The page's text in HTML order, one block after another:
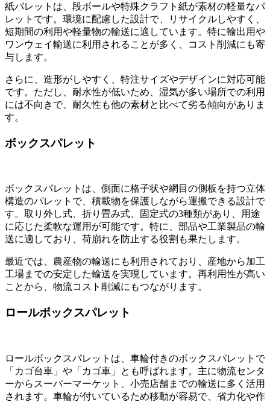
紙パレットは、段ボールや特殊クラフト紙が素材の軽量なパ
レットです。環境に配慮した設計で、リサイクルしやすく、
短期間の利用や軽量物の輸送に適しています。特に輸出用や
ワンウェイ輸送に利用されることが多く、コスト削減にも寄
与します。
さらに、造形がしやすく、特注サイズやデザインに対応可能
です。ただし、耐水性が低いため、湿気が多い場所での利用
には不向きで、耐久性も他の素材と比べて劣る傾向がありま
す。
ボックスパレット
ボックスパレットは、側面に格子状や網目の側板を持つ立体
構造のパレットで、積載物を保護しながら運搬できる設計で
す。取り外し式、折り畳み式、固定式の3種類があり、用途
に応じた柔軟な運用が可能です。特に、部品や工業製品の輸
送に適しており、荷崩れを防止する役割も果たします。
最近では、農産物の輸送にも利用されており、産地から加工
工場までの安定した輸送を実現しています。再利用性が高い
ことから、物流コスト削減にもつながります。
ロールボックスパレット
ロールボックスパレットは、車輪付きのボックスパレットで
「カゴ台車」や「カゴ車」とも呼ばれます。主に物流センタ
ーからスーパーマーケット、小売店舗までの輸送に多く活用
されます。車輪が付いているため移動が容易で、省力化や作